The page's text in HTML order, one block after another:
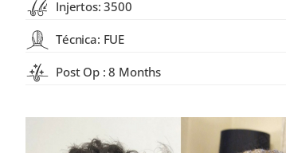
Injertos: 3500
Técnica: FUE
Post Op : 8 Months